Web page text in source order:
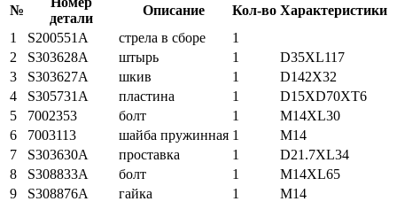
№
детали
Описание Кол-во Характеристики
1
S200551A стрела в сборе
1
2
S303628A штырь 1
D35XL117
3
S303627A шкив 1
D142X32
4
S305731A пластина 1
D15XD70XT6
5
7002353 болт 1
M14XL30
6
7003113 шайба пружинная 1
M14
7
S303630A проставка 1
D21.7XL34
8
S308833A болт 1
M14XL65
9
S308876A гайка 1 M14